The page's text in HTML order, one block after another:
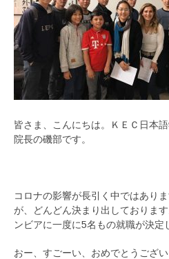
皆さま、こんにちは。ＫＥＣ日本
院長の磯部です。
コロナの影響が長引く中ではあり
が、どんどん決まり出しておりま
ンビアに一度に5名もの就職が決定
おー、すごーい、おめでとうござ